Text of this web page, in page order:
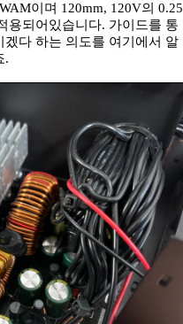
이며 120mm, 120V의 0.25
용되어있습니다. 가이드를 통
다 하는 의도를 여기에서 알
.